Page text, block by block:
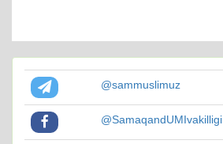
@sammuslimuz
@SamaqandUMIvakilligi